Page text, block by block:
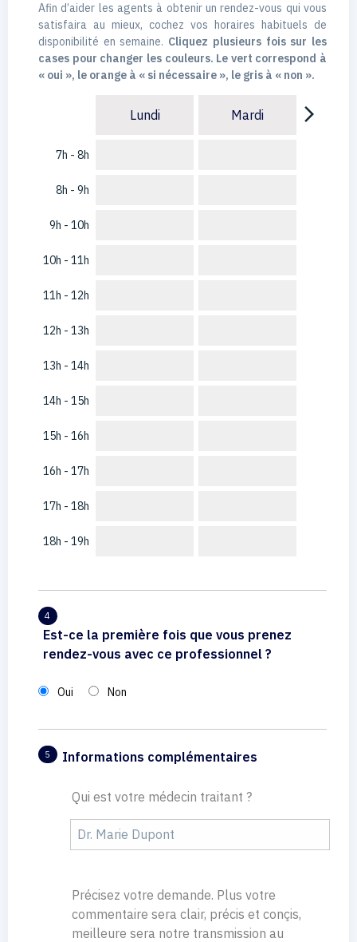
Afin d’aider les agents à obtenir un rendez-vous qui vous
satisfaira au mieux, cochez vos horaires habituels de
disponibilité en semaine. Cliquez plusieurs fois sur les
cases pour changer les couleurs. Le vert correspond à
« oui », le orange à « si nécessaire », le gris à « non ».
7h - 8h
8h - 9h
9h - 10h
10h - 11h
11h - 12h
12h - 13h
13h - 14h
14h - 15h
15h - 16h
16h - 17h
17h - 18h
18h - 19h
Lundi Mardi arrow_forward_ios
4
Est-ce la première fois que vous prenez
rendez-vous avec ce professionnel ?
Oui Non
5 Informations complémentaires
Qui est votre médecin traitant ?
Précisez votre demande. Plus votre
commentaire sera clair, précis et conçis,
meilleure sera notre transmission au